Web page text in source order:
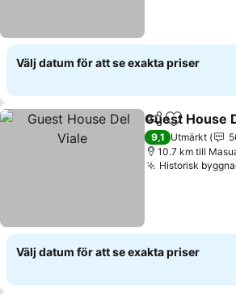
Välj datum för att se exakta priser
Dela Lägg till i
Guest House
9,1 Utmärkt
10.7 km till
Historisk
Välj datum för att se exakta priser